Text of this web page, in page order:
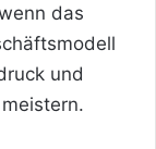
das
und